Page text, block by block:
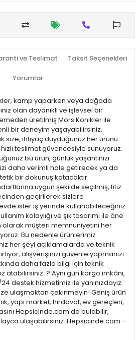
ve Teslimat Taksit Seçenekleri
Yorumlar
kamp yaparken veya doğada
olan dayanıklı ve işlevsel bir
üretilmiş Mors Konikler ile
bir deneyim yaşayabilirsiniz.
size, ihtiyaç duyduğunuz her ürünü
teslimat güvencesiyle sunuyoruz.
bu ürün, günlük yaşantınızı
daha verimli hale getirecek ya da
bir dokunuş katacaktır.
uygun şekilde seçilmiş, titiz
geçirilerek sizlere
evde ister iş yerinde kullanabileceğiniz
kolaylığı ve şık tasarımı ile öne
olarak müşteri memnuniyetini her
Bu nedenle ürünlerimiz
her şeyi açıklamalarda ve teknik
alışverişinizi güvenle yapmanızı
daha fazla bilgi için teknik
? Aynı gün kargo imkânı,
destek hizmetimiz ile yanınızdayız.
ulaşmaktan çekinmeyin! Geniş ürün
yapı market, hırdavat, ev gereçleri,
Hepsicinde.com'da bulabilir,
ulaşabilirsiniz. Hepsicinde.com –